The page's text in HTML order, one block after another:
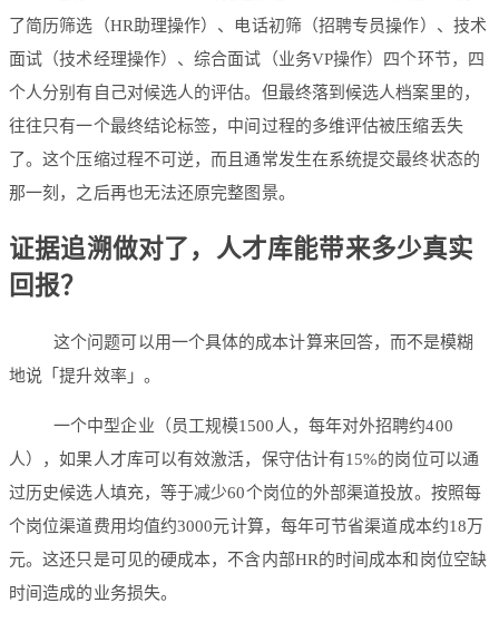
了简历筛选（HR助理操作）、电话初筛（招聘专员操作）、技术
面试（技术经理操作）、综合面试（业务VP操作）四个环节，四
个人分别有自己对候选人的评估。但最终落到候选人档案里的，
往往只有一个最终结论标签，中间过程的多维评估被压缩丢失
了。这个压缩过程不可逆，而且通常发生在系统提交最终状态的
那一刻，之后再也无法还原完整图景。
证据追溯做对了，人才库能带来多少真实
回报？
这个问题可以用一个具体的成本计算来回答，而不是模糊
地说「提升效率」。
一个中型企业（员工规模1500人，每年对外招聘约400
人），如果人才库可以有效激活，保守估计有15%的岗位可以通
过历史候选人填充，等于减少60个岗位的外部渠道投放。按照每
个岗位渠道费用均值约3000元计算，每年可节省渠道成本约18万
元。这还只是可见的硬成本，不含内部HR的时间成本和岗位空缺
时间造成的业务损失。